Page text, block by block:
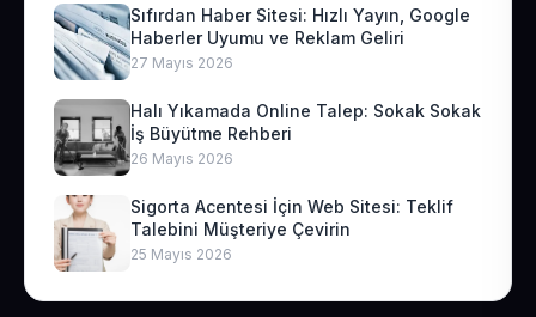
Sıfırdan Haber Sitesi: Hızlı Yayın, Google
Haberler Uyumu ve Reklam Geliri
27 Mayıs 2026
Halı Yıkamada Online Talep: Sokak Sokak
İş Büyütme Rehberi
26 Mayıs 2026
Sigorta Acentesi İçin Web Sitesi: Teklif
Talebini Müşteriye Çevirin
25 Mayıs 2026